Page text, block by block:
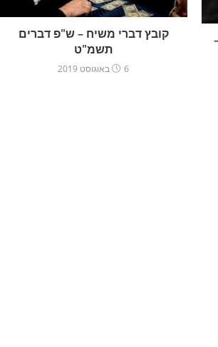
קובץ דברי משיח – ש"פ דברים
תשמ"ט
6 באוגוסט 2019